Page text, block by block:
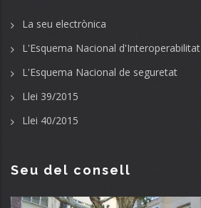
La seu electrònica
L'Esquema Nacional d'Interoperabilitat
L'Esquema Nacional de seguretat
Llei 39/2015
Llei 40/2015
Seu del consell